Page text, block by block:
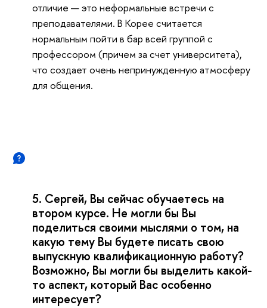
отличие — это неформальные встречи с
преподавателями. В Корее считается
нормальным пойти в бар всей группой с
профессором (причем за счет университета),
что создает очень непринужденную атмосферу
для общения.
5. Сергей, Вы сейчас обучаетесь на
втором курсе. Не могли бы Вы
поделиться своими мыслями о том, на
какую тему Вы будете писать свою
выпускную квалификационную работу?
Возможно, Вы могли бы выделить какой-
то аспект, который Вас особенно
интересует?